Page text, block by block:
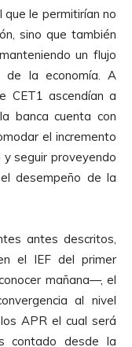
le permitirían no
sino que también
un flujo
de la economía. A
CET1 ascendían a
banca cuenta con
el incremento
seguir proveyendo
desempeño de la
antes descritos,
el IEF del primer
mañana—, el
al nivel
APR el cual será
contado desde la